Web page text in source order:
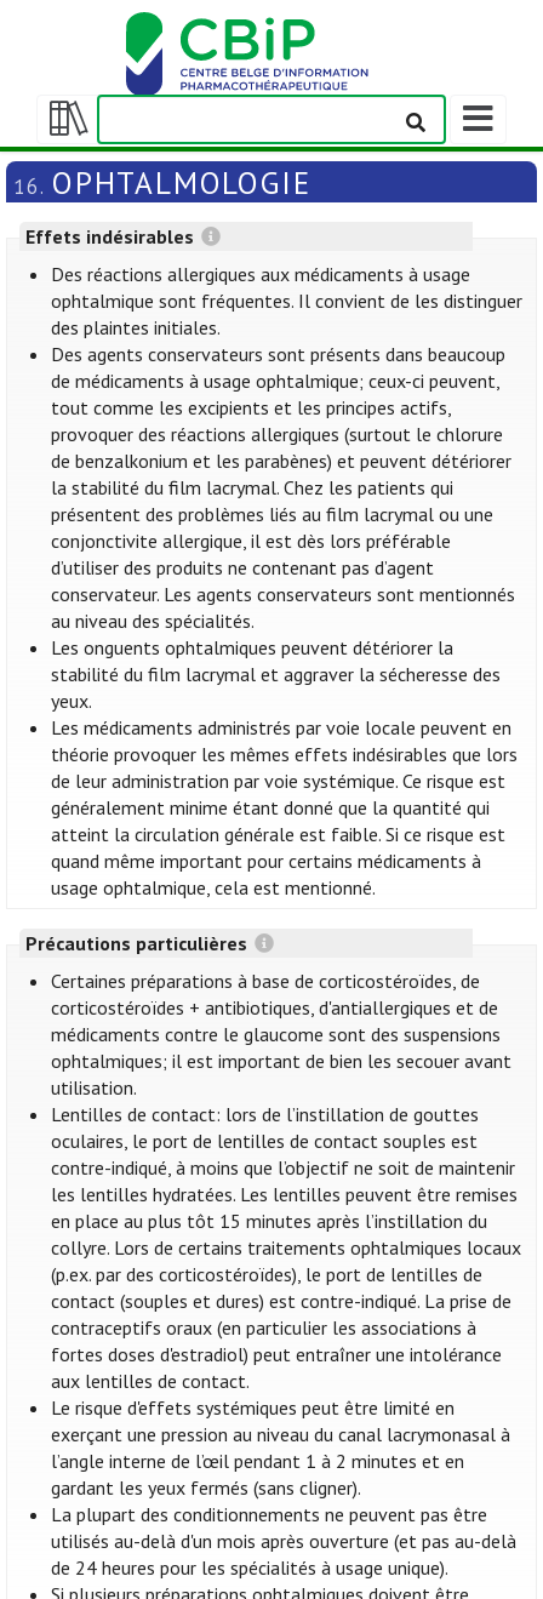
Afficher/masquer
la
table
matières
Afficher/
la
barre
navigation
16. OPHTALMOLOGIE
Effets indésirables
Des réactions allergiques aux médicaments à usage
ophtalmique sont fréquentes. Il convient de les distinguer
des plaintes initiales.
Des agents conservateurs sont présents dans beaucoup
de médicaments à usage ophtalmique; ceux-ci peuvent,
tout comme les excipients et les principes actifs,
provoquer des réactions allergiques (surtout le chlorure
de benzalkonium et les parabènes) et peuvent détériorer
la stabilité du film lacrymal. Chez les patients qui
présentent des problèmes liés au film lacrymal ou une
conjonctivite allergique, il est dès lors préférable
d’utiliser des produits ne contenant pas d’agent
conservateur. Les agents conservateurs sont mentionnés
au niveau des spécialités.
Les onguents ophtalmiques peuvent détériorer la
stabilité du film lacrymal et aggraver la sécheresse des
yeux.
Les médicaments administrés par voie locale peuvent en
théorie provoquer les mêmes effets indésirables que lors
de leur administration par voie systémique. Ce risque est
généralement minime étant donné que la quantité qui
atteint la circulation générale est faible. Si ce risque est
quand même important pour certains médicaments à
usage ophtalmique, cela est mentionné.
Précautions particulières
Certaines préparations à base de corticostéroïdes, de
corticostéroïdes + antibiotiques, d'antiallergiques et de
médicaments contre le glaucome sont des suspensions
ophtalmiques; il est important de bien les secouer avant
utilisation.
Lentilles de contact: lors de l’instillation de gouttes
oculaires, le port de lentilles de contact souples est
contre-indiqué, à moins que l’objectif ne soit de maintenir
les lentilles hydratées. Les lentilles peuvent être remises
en place au plus tôt 15 minutes après l’instillation du
collyre. Lors de certains traitements ophtalmiques locaux
(p.ex. par des corticostéroïdes), le port de lentilles de
contact (souples et dures) est contre-indiqué. La prise de
contraceptifs oraux (en particulier les associations à
fortes doses d'estradiol) peut entraîner une intolérance
aux lentilles de contact.
Le risque d'effets systémiques peut être limité en
exerçant une pression au niveau du canal lacrymonasal à
l’angle interne de l’œil pendant 1 à 2 minutes et en
gardant les yeux fermés (sans cligner).
La plupart des conditionnements ne peuvent pas être
utilisés au-delà d'un mois après ouverture (et pas au-delà
de 24 heures pour les spécialités à usage unique).
Si plusieurs préparations ophtalmiques doivent être